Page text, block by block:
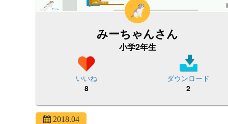
みーちゃんさん
小学2年生
いいね
8
ダウンロード
2
2018.04